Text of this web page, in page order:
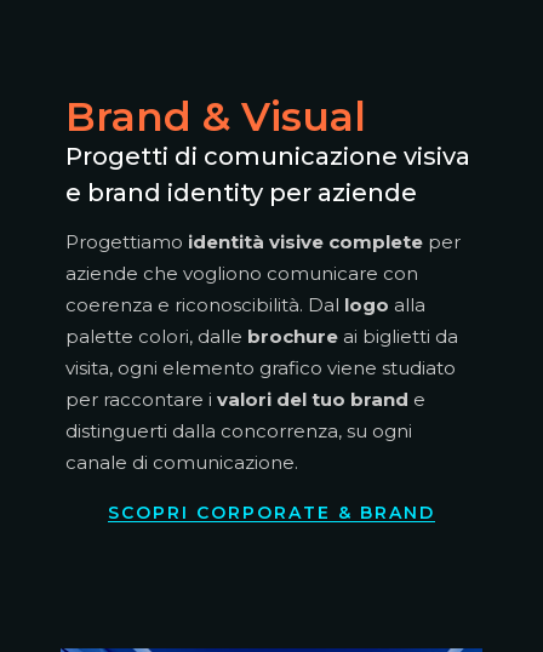
Brand & Visual
Progetti di comunicazione visiva
e brand identity per aziende
Progettiamo identità visive completeper
aziende che vogliono comunicare con
coerenza e riconoscibilità. Dal logo alla
palette colori, dalle brochureai biglietti da
visita, ogni elemento grafico viene studiato
per raccontare i valori del tuo brand e
distinguerti dalla concorrenza, su ogni
canale di comunicazione.
SCOPRI CORPORATE & BRAND